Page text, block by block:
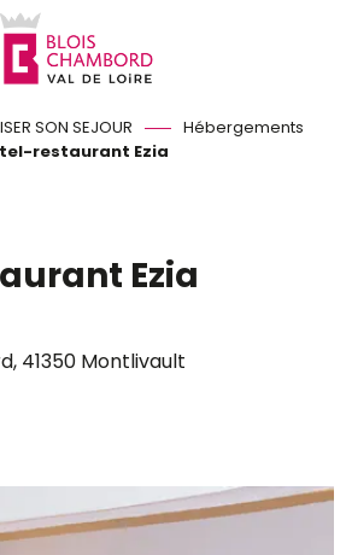
SON SEJOUR
Hébergements
restaurant Ezia
Ezia
41350 Montlivault
aux favoris